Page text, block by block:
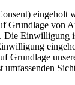
eingeholt
Grundlage von
Einwilligung
Grundlage
umfassenden